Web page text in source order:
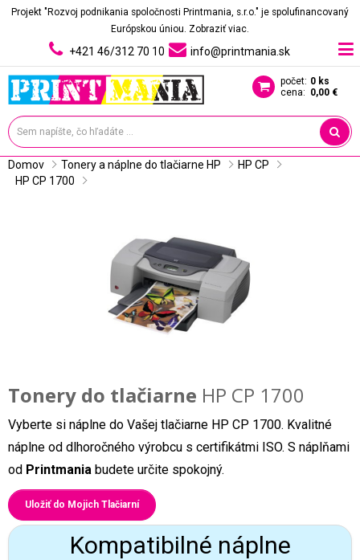
Projekt "Rozvoj podnikania spoločnosti Printmania, s.r.o." je spolufinancovaný
Európskou úniou. Zobraziť viac.
+421 46/312 70 10 info@printmania.sk
počet: 0 ks
cena: 0,00 €
Domov Tonery a náplne do tlačiarne HP
HP CP
HP CP 1700
Tonery do tlačiarne HP CP 1700
Vyberte si náplne do Vašej tlačiarne HP CP 1700. Kvalitné
náplne od dlhoročného výrobcu s certifikátmi ISO. S náplňami
od Printmania budete určite spokojný.
Uložiť do Mojich Tlačiarní
Kompatibilné náplne